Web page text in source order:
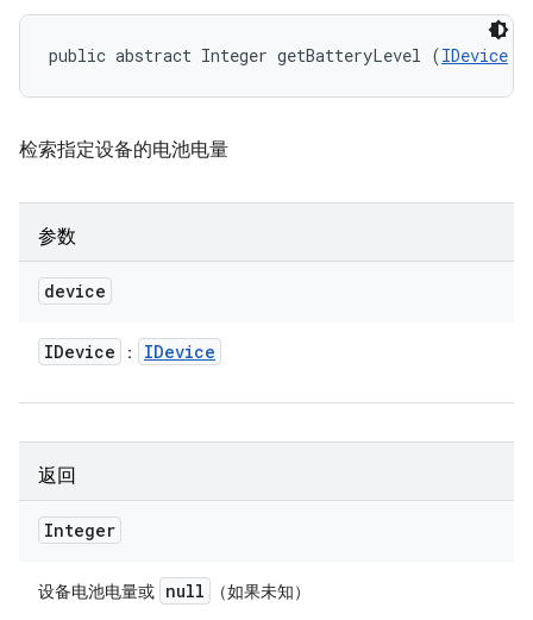
public abstract Integer getBatteryLevel (IDevice
检索指定设备的电池电量
参数
device
IDevice ： IDevice
返回
Integer
设备电池电量或 null （如果未知）